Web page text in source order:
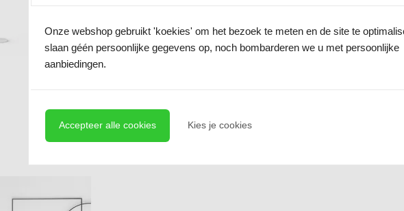
Onze webshop gebruikt 'koekies' om het bezoek te meten en de site te
slaan géén persoonlijke gegevens op, noch bombarderen we u met persoonlijke
aanbiedingen.
Accepteer alle cookies Kies je cookies